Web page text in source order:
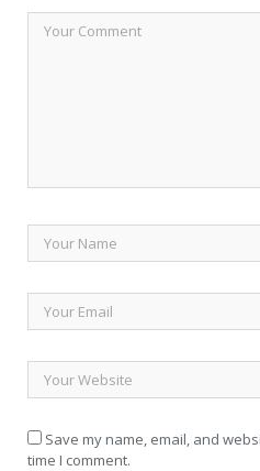
Save my name, email, and
time I comment.